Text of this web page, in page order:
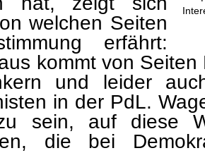
erfährt:
kommt von
und leider
in der PdL.
sein, auf diese
die bei